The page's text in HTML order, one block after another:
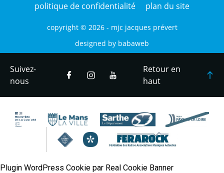
politique de confidentialité
plan du site
copyright © 2026 - mjc jacques prévert
designed by babaweb
Suivez-
nous
Retour en
haut
Plugin WordPress Cookie par Real Cookie Banner